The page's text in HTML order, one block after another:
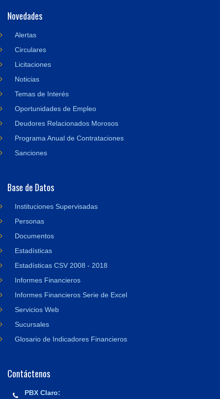
Novedades
Alertas
Circulares
Licitaciones
Noticias
Temas de Interés
Oportunidades de Empleo
Deudores Relacionados Morosos
Programa Anual de Contrataciones
Sanciones
Base de Datos
Instituciones Supervisadas
Personas
Documentos
Estadísticas
Estadísticas CSV 2008 - 2018
Informes Financieros
Informes Financieros Serie de Excel
Servicios Web
Sucursales
Glosario de Indicadores Financieros
Contáctenos
PBX Claro: